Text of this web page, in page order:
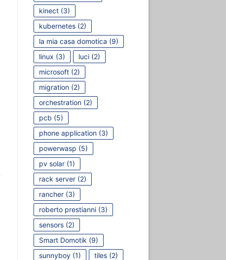
kinect(3)
kubernetes(2)
la mia casa domotica (9)
linux (3) luci(2)
microsoft(2)
migration(2)
orchestration(2)
pcb (5)
phone application(3)
powerwasp (5)
pv solar(1)
rack server(2)
rancher(3)
roberto prestianni(3)
sensors(2)
Smart Domotik (9)
sunnyboy(1) tiles(2)